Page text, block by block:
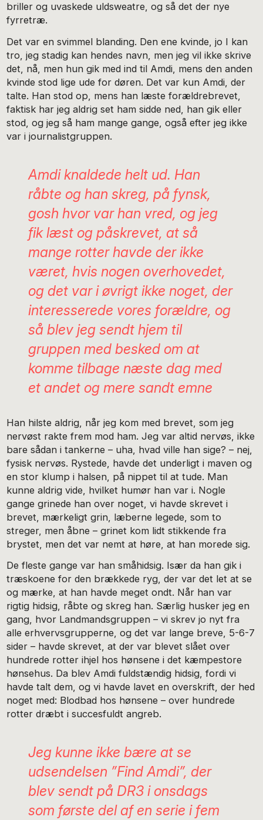
briller og uvaskede uldsweatre, og så det der nye
fyrretræ.
Det var en svimmel blanding. Den ene kvinde, jo I kan
tro, jeg stadig kan hendes navn, men jeg vil ikke skrive
det, nå, men hun gik med ind til Amdi, mens den anden
kvinde stod lige ude for døren. Det var kun Amdi, der
talte. Han stod op, mens han læste forældrebrevet,
faktisk har jeg aldrig set ham sidde ned, han gik eller
stod, og jeg så ham mange gange, også efter jeg ikke
var i journalistgruppen.
Amdi knaldede helt ud. Han
råbte og han skreg, på fynsk,
gosh hvor var han vred, og jeg
fik læst og påskrevet, at så
mange rotter havde der ikke
været, hvis nogen overhovedet,
og det var i øvrigt ikke noget, der
interesserede vores forældre, og
så blev jeg sendt hjem til
gruppen med besked om at
komme tilbage næste dag med
et andet og mere sandt emne
Han hilste aldrig, når jeg kom med brevet, som jeg
nervøst rakte frem mod ham. Jeg var altid nervøs, ikke
bare sådan i tankerne – uha, hvad ville han sige? – nej,
fysisk nervøs. Rystede, havde det underligt i maven og
en stor klump i halsen, på nippet til at tude. Man
kunne aldrig vide, hvilket humør han var i. Nogle
gange grinede han over noget, vi havde skrevet i
brevet, mærkeligt grin, læberne legede, som to
streger, men åbne – grinet kom lidt stikkende fra
brystet, men det var nemt at høre, at han morede sig.
De fleste gange var han småhidsig. Især da han gik i
træskoene for den brækkede ryg, der var det let at se
og mærke, at han havde meget ondt. Når han var
rigtig hidsig, råbte og skreg han. Særlig husker jeg en
gang, hvor Landmandsgruppen – vi skrev jo nyt fra
alle erhvervsgrupperne, og det var lange breve, 5-6-7
sider – havde skrevet, at der var blevet slået over
hundrede rotter ihjel hos hønsene i det kæmpestore
hønsehus. Da blev Amdi fuldstændig hidsig, fordi vi
havde talt dem, og vi havde lavet en overskrift, der hed
noget med: Blodbad hos hønsene – over hundrede
rotter dræbt i succesfuldt angreb.
Jeg kunne ikke bære at se
udsendelsen ”Find Amdi”, der
blev sendt på DR3 i onsdags
som første del af en serie i fem